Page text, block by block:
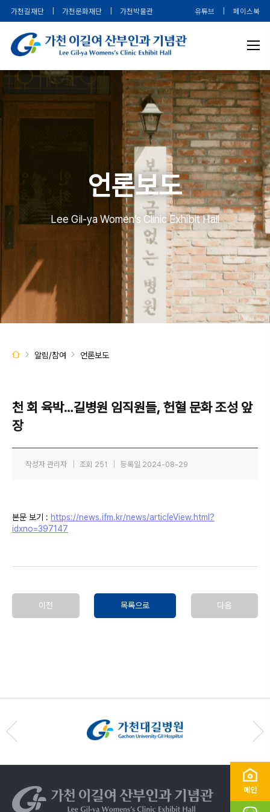
가천길재단 가천문화재단 가천박물관 유튜브 페이스북
메인
언론보도
Lee Gil-ya Women’s Clinic Exhibit Hall
알림/참여 언론보도
천 회 육박…길병원 임직원들, 헌혈 문화 조성 앞
장
작성자 관리자 조회 251 등록일 2024-08-29
본문 보기 : https://news.ifm.kr/news/articleView.html?
idxno=397147
이전 목록으로 다음